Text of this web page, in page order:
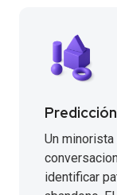
Un
identificar